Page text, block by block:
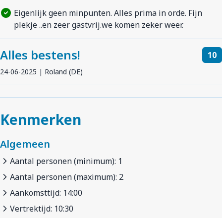
Eigenlijk geen minpunten. Alles prima in orde. Fijn
plekje ..en zeer gastvrij.we komen zeker weer.
Alles bestens!
24-06-2025 | Roland (DE)
10
Kenmerken
Algemeen
Aantal personen (minimum): 1
Aantal personen (maximum): 2
Aankomsttijd: 14:00
Vertrektijd: 10:30